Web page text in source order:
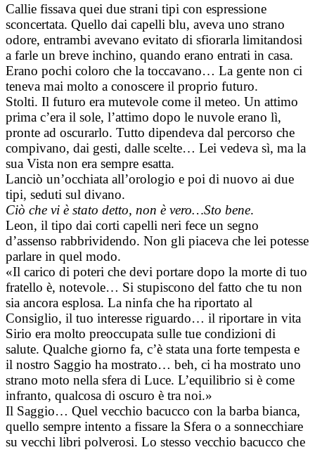
Callie fissava quei due strani tipi con espressione
sconcertata. Quello dai capelli blu, aveva uno strano
odore, entrambi avevano evitato di sfiorarla limitandosi
a farle un breve inchino, quando erano entrati in casa.
Erano pochi coloro che la toccavano… La gente non ci
teneva mai molto a conoscere il proprio futuro.
Stolti. Il futuro era mutevole come il meteo. Un attimo
prima c’era il sole, l’attimo dopo le nuvole erano lì,
pronte ad oscurarlo. Tutto dipendeva dal percorso che
compivano, dai gesti, dalle scelte… Lei vedeva sì, ma la
sua Vista non era sempre esatta.
Lanciò un’occhiata all’orologio e poi di nuovo ai due
tipi, seduti sul divano.
Ciò che vi è stato detto, non è vero…Sto bene.
Leon, il tipo dai corti capelli neri fece un segno
d’assenso rabbrividendo. Non gli piaceva che lei potesse
parlare in quel modo.
«Il carico di poteri che devi portare dopo la morte di tuo
fratello è, notevole… Si stupiscono del fatto che tu non
sia ancora esplosa. La ninfa che ha riportato al
Consiglio, il tuo interesse riguardo… il riportare in vita
Sirio era molto preoccupata sulle tue condizioni di
salute. Qualche giorno fa, c’è stata una forte tempesta e
il nostro Saggio ha mostrato… beh, ci ha mostrato uno
strano moto nella sfera di Luce. L’equilibrio si è come
infranto, qualcosa di oscuro è tra noi.»
Il Saggio… Quel vecchio bacucco con la barba bianca,
quello sempre intento a fissare la Sfera o a sonnecchiare
su vecchi libri polverosi. Lo stesso vecchio bacucco che